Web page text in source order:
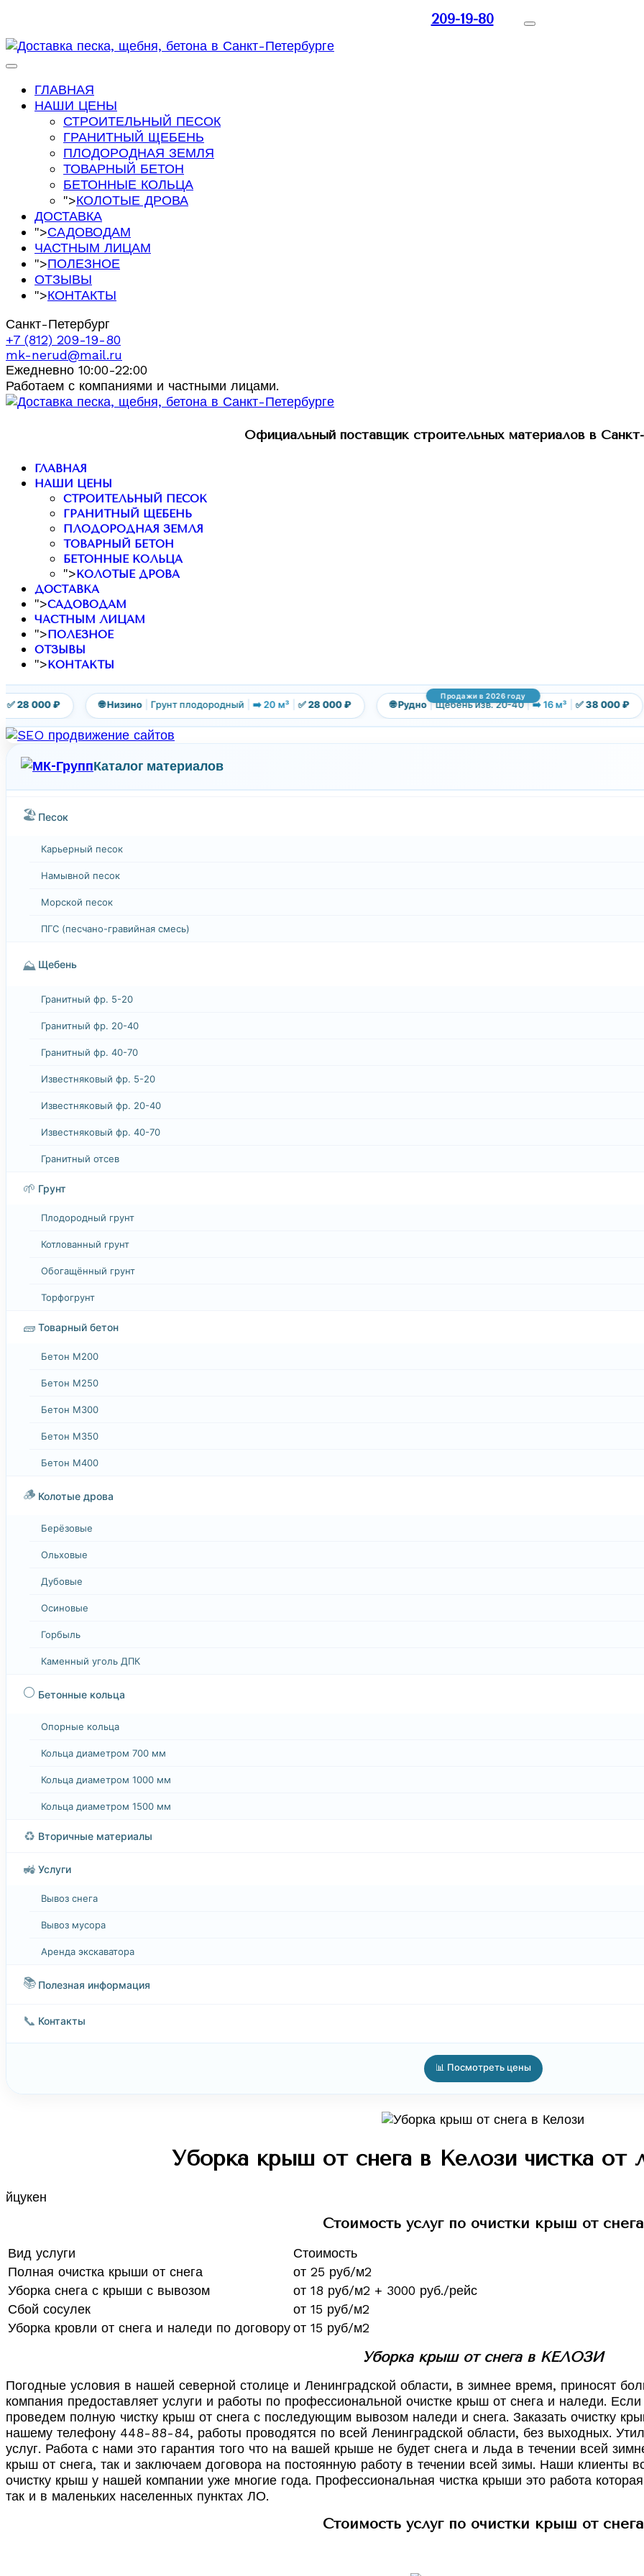
209-19-80
ГЛАВНАЯ
НАШИ ЦЕНЫ
СТРОИТЕЛЬНЫЙ ПЕСОК
ГРАНИТНЫЙ ЩЕБЕНЬ
ПЛОДОРОДНАЯ ЗЕМЛЯ
ТОВАРНЫЙ БЕТОН
БЕТОННЫЕ КОЛЬЦА
">КОЛОТЫЕ ДРОВА
ДОСТАВКА
">САДОВОДАМ
ЧАСТНЫМ ЛИЦАМ
">ПОЛЕЗНОЕ
ОТЗЫВЫ
">КОНТАКТЫ
Санкт-Петербург
+7 (812) 209-19-80
mk-nerud@mail.ru
Ежедневно 10:00-22:00
Работаем с компаниями и частными лицами.
Официальный поставщик строительных материалов в
ГЛАВНАЯ
НАШИ ЦЕНЫ
СТРОИТЕЛЬНЫЙ ПЕСОК
ГРАНИТНЫЙ ЩЕБЕНЬ
ПЛОДОРОДНАЯ ЗЕМЛЯ
ТОВАРНЫЙ БЕТОН
БЕТОННЫЕ КОЛЬЦА
">КОЛОТЫЕ ДРОВА
ДОСТАВКА
">САДОВОДАМ
ЧАСТНЫМ ЛИЦАМ
">ПОЛЕЗНОЕ
ОТЗЫВЫ
">КОНТАКТЫ
Продажи в 2026 году
28 000 ₽ 🌐 Низино | Грунт плодородный | ➡️ 20 м³ | ✅ 28 000 ₽ 🌐 Рудно | Щебень изв. 20-40 | ➡️ 16 м³ | ✅ 38 000 ₽
Каталог материалов
🏖️ Песок
Карьерный песок
Намывной песок
Морской песок
ПГС (песчано-гравийная смесь)
⛰️ Щебень
Гранитный фр. 5-20
Гранитный фр. 20-40
Гранитный фр. 40-70
Известняковый фр. 5-20
Известняковый фр. 20-40
Известняковый фр. 40-70
Гранитный отсев
🌱 Грунт
Плодородный грунт
Котлованный грунт
Обогащённый грунт
Торфогрунт
🧱 Товарный бетон
Бетон М200
Бетон М250
Бетон М300
Бетон М350
Бетон М400
🪵 Колотые дрова
Берёзовые
Ольховые
Дубовые
Осиновые
Горбыль
Каменный уголь ДПК
⚪ Бетонные кольца
Опорные кольца
Кольца диаметром 700 мм
Кольца диаметром 1000 мм
Кольца диаметром 1500 мм
♻️ Вторичные материалы
🚜 Услуги
Вывоз снега
Вывоз мусора
Аренда экскаватора
📚 Полезная информация
📞 Контакты
📊 Посмотреть цены
Уборка крыш от снега в Келози чистка от
йцукен
Стоимость услуг по очистки крыш от снега
Вид услуги
Стоимость
Полная очистка крыши от снега
от 25 руб/м2
Уборка снега с крыши с вывозом
от 18 руб/м2 + 3000 руб./рейс
Сбой сосулек
от 15 руб/м2
Уборка кровли от снега и наледи по договоруот 15 руб/м2
Уборка крыш от снега в КЕЛОЗИ
Погодные условия в нашей северной столице и Ленинградской области, в зимнее время, приносят
компания предоставляет услуги и работы по профессиональной очистке крыш от снега и наледи.
проведем полную чистку крыш от снега с последующим вывозом наледи и снега. Заказать очистку
нашему телефону 448-88-84, работы проводятся по всей Ленинградской области, без выходных.
услуг. Работа с нами это гарантия того что на вашей крыше не будет снега и льда в течении всей
крыш от снега, так и заключаем договора на постоянную работу в течении всей зимы. Наши клиенты
очистку крыш у нашей компании уже многие года. Профессиональная чистка крыши это работа
так и в маленьких населенных пунктах ЛО.
Стоимость услуг по очистки крыш от снега